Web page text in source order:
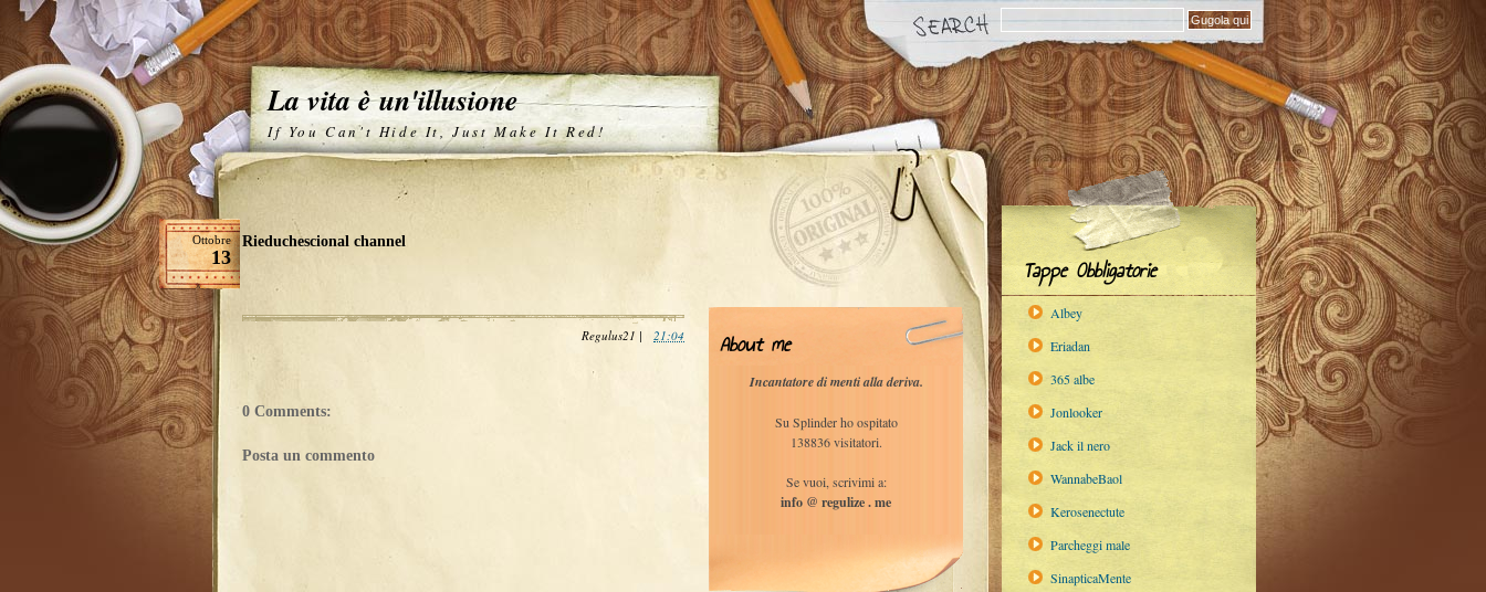
La vita è un'illusione
If You Can't Hide It, Just Make It Red!
Ottobre
13
Rieduchescional channel
Regulus21 | 21:04
0 Comments:
Posta un commento
Tappe Obbligatorie
Albey
Eriadan
365 albe
Jonlooker
Jack il nero
WannabeBaol
Kerosenectute
Parcheggi male
SinapticaMente
About me
Incantatore di menti alla deriva.
Su Splinder ho ospitato
138836 visitatori.
Se vuoi, scrivimi a:
info @ regulize . me